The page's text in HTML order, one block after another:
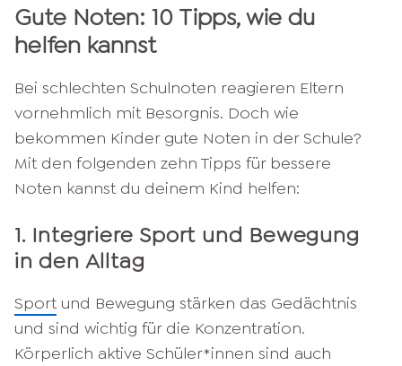
Gute Noten: 10 Tipps, wie du
helfen kannst
Bei schlechten Schulnoten reagieren Eltern
vornehmlich mit Besorgnis. Doch wie
bekommen Kinder gute Noten in der Schule?
Mit den folgenden zehn Tipps für bessere
Noten kannst du deinem Kind helfen:
1. Integriere Sport und Bewegung
in den Alltag
Sport und Bewegung stärken das Gedächtnis
und sind wichtig für die Konzentration.
Körperlich aktive Schüler*innen sind auch